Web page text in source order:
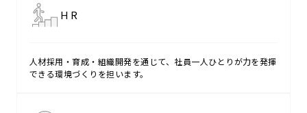
HR
人材採用・育成・組織開発を通じて、社員一人ひとりが力を発揮
できる環境づくりを担います。